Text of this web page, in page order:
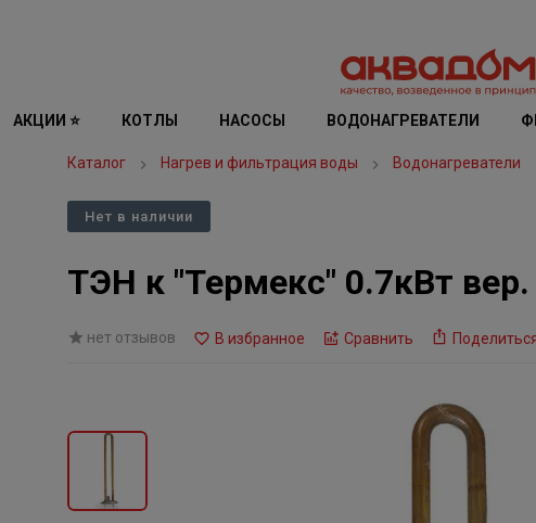
АКЦИИ ⭐ КОТЛЫ НАСОСЫ ВОДОНАГРЕВАТЕЛИ
Каталог Нагрев и фильтрация воды Водонагреватели
Нет в наличии
ТЭН к "Термекс" 0.7кВт
нет отзывов В избранное Сравнить